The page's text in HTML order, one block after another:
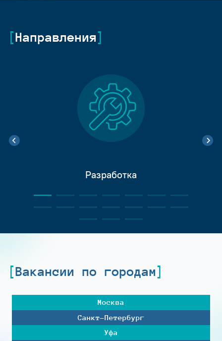
Направления
Разработка
Вакансии по городам
Москва
Санкт-Петербург
Уфа